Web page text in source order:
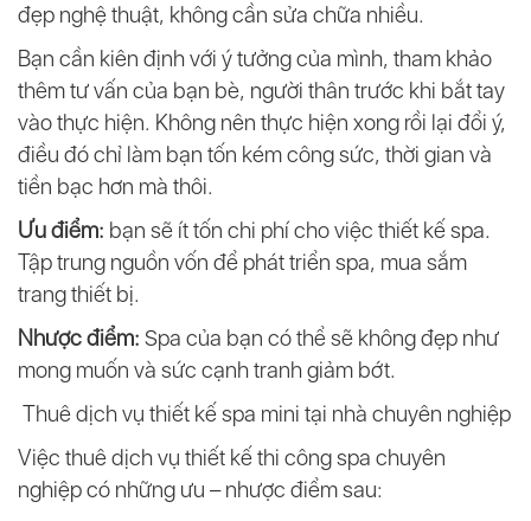
đẹp nghệ thuật, không cần sửa chữa nhiều.
Bạn cần kiên định với ý tưởng của mình, tham khảo
thêm tư vấn của bạn bè, người thân trước khi bắt tay
vào thực hiện. Không nên thực hiện xong rồi lại đổi ý,
điều đó chỉ làm bạn tốn kém công sức, thời gian và
tiền bạc hơn mà thôi.
Ưu điểm: bạn sẽ ít tốn chi phí cho việc thiết kế spa.
Tập trung nguồn vốn để phát triển spa, mua sắm
trang thiết bị.
Nhược điểm: Spa của bạn có thể sẽ không đẹp như
mong muốn và sức cạnh tranh giảm bớt.
Thuê dịch vụ thiết kế spa mini tại nhà chuyên nghiệp
Việc thuê dịch vụ thiết kế thi công spa chuyên
nghiệp có những ưu – nhược điểm sau: